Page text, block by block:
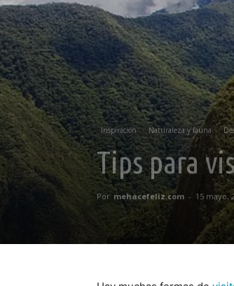
Inspiración Naturaleza y fauna
Tips para
Por mehacefeliz.com - 15 mayo,